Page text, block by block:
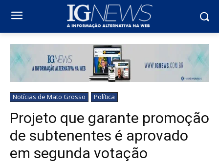
Notícias de Mato Grosso Política
Projeto que garante promoção
de subtenentes é aprovado
em segunda votação